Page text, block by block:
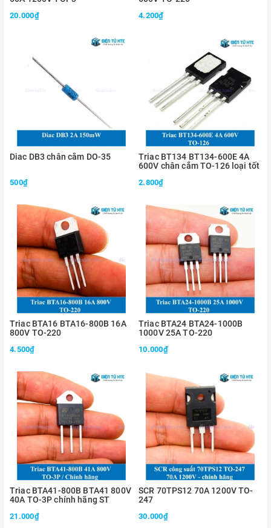
20.000₫ 4.200₫
Diac DB3 chân cắm DO-35
500₫
Triac BT134 BT134-600E 4A
600V chân cắm TO-126 loại tốt
2.800₫
Triac BTA16 BTA16-800B 16A
800V TO-220
4.500₫
Triac BTA24 BTA24-1000B
1000V 25A TO-220
10.000₫
Triac BTA41-800B BTA41 800V
40A TO-3P chính hãng ST
21.000₫
SCR 70TPS12 70A 1200V TO-
247
30.000₫